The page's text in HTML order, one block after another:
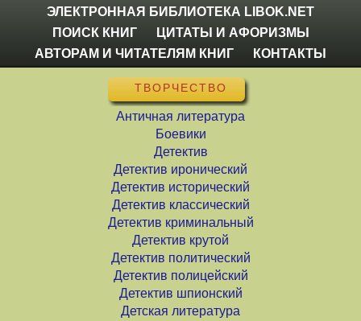
ЭЛЕКТРОННАЯ БИБЛИОТЕКА LIBOK.NET
ПОИСК КНИГ
ЦИТАТЫ И АФОРИЗМЫ
АВТОРАМ И ЧИТАТЕЛЯМ КНИГ
КОНТАКТЫ
ТВОРЧЕСТВО
Античная литература
Боевики
Детектив
Детектив иронический
Детектив исторический
Детектив классический
Детектив криминальный
Детектив крутой
Детектив политический
Детектив полицейский
Детектив шпионский
Детская литература